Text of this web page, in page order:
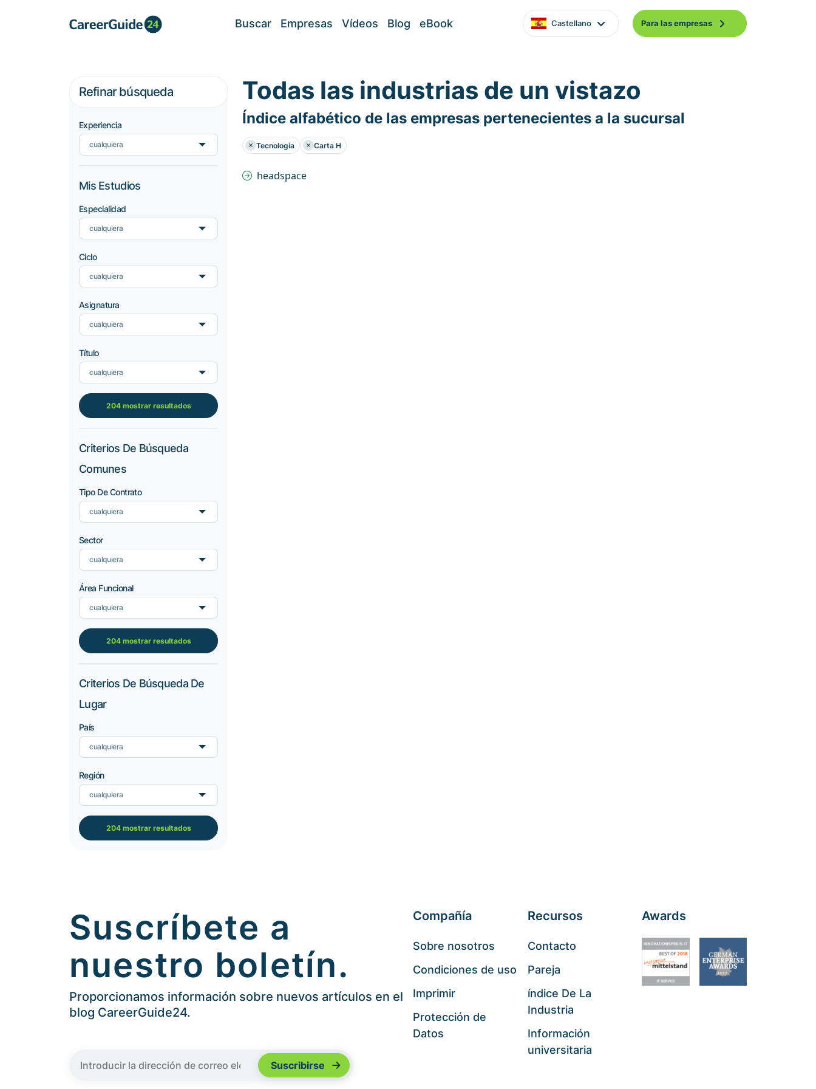
Buscar Empresas Vídeos Blog eBook Castellano Para las empresas
Refinar búsqueda
Experiencia
cualquiera
Mis Estudios
Especialidad
cualquiera
Ciclo
cualquiera
Asignatura
cualquiera
Título
cualquiera
204 mostrar resultados
Criterios De Búsqueda
Comunes
Tipo De Contrato
cualquiera
Sector
cualquiera
Área Funcional
cualquiera
204 mostrar resultados
Criterios De Búsqueda De
Lugar
País
cualquiera
Región
cualquiera
204 mostrar resultados
Todas las industrias de un vistazo
Índice alfabético de las empresas pertenecientes a la sucursal
Tecnología Carta H
headspace
Suscríbete a
nuestro boletín.
Proporcionamos información sobre nuevos artículos en el
blog CareerGuide24.
Compañía
Sobre nosotros
Condiciones de uso
Imprimir
Protección de
Datos
Recursos
Contacto
Pareja
índice De La
Industria
Información
universitaria
Awards